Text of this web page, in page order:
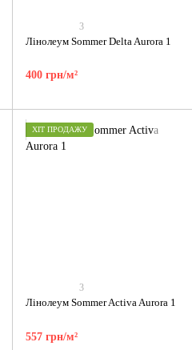
3
Лінолеум Sommer Delta Aurora 1
400 грн/м²
ХІТ ПРОДАЖУ
3
Лінолеум Sommer Activa Aurora 1
557 грн/м²